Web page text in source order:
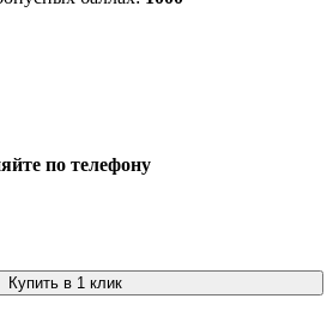
по телефону
Купить в 1 клик